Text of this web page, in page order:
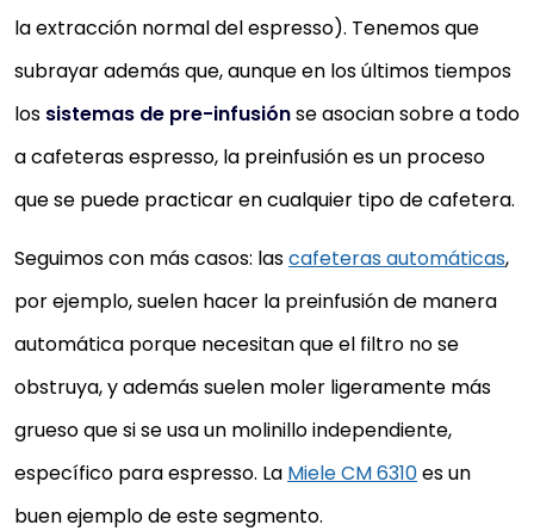
la extracción normal del espresso). Tenemos que
subrayar además que, aunque en los últimos tiempos
los sistemas de pre-infusiónse asocian sobre a todo
a cafeteras espresso, la preinfusión es un proceso
que se puede practicar en cualquier tipo de cafetera.
Seguimos con más casos: lascafeteras automáticas,
por ejemplo, suelen hacer la preinfusión de manera
automática porque necesitan que el filtro no se
obstruya, y además suelen moler ligeramente más
grueso que si se usa un molinillo independiente,
específico para espresso. La Miele CM 6310es un
buen ejemplo de este segmento.